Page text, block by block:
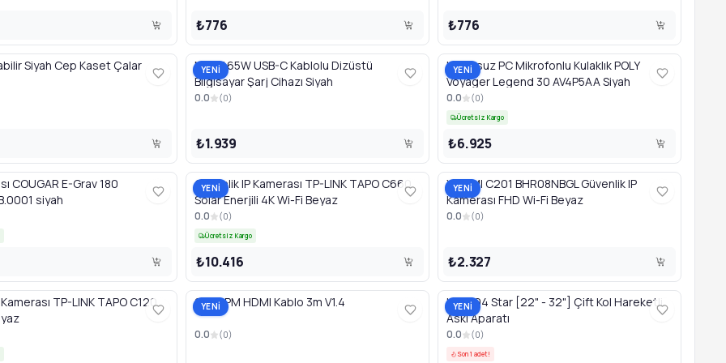
₺776 ₺776
Siyah Cep Kaset Çalar YENİ
NILOX 65W USB-C Kablolu Dizüstü
Bilgisayar Şarj Cihazı Siyah
0.0 (0)
₺1.939
YENİ
Kablosuz PC Mikrofonlu Kulaklık POLY
Voyager Legend 30 AV4P5AA Siyah
0.0 (0)
Ücretsiz Kargo
₺6.925
COUGAR E-Grav 180
siyah
YENİ
Güvenlik IP Kamerası TP-LINK TAPO C660
Solar Enerjili 4K Wi-Fi Beyaz
0.0 (0)
Ücretsiz Kargo
₺10.416
YENİ
XIAOMI C201 BHR08NBGL Güvenlik IP
Kamerası FHD Wi-Fi Beyaz
0.0 (0)
₺2.327
TP-LINK TAPO C120
YENİ
9554 PM HDMI Kablo 3m V1.4
0.0 (0)
YENİ
LED404 Star [22" - 32"] Çift Kol Hareketli
Askı Aparatı
0.0 (0)
Son 1 adet!